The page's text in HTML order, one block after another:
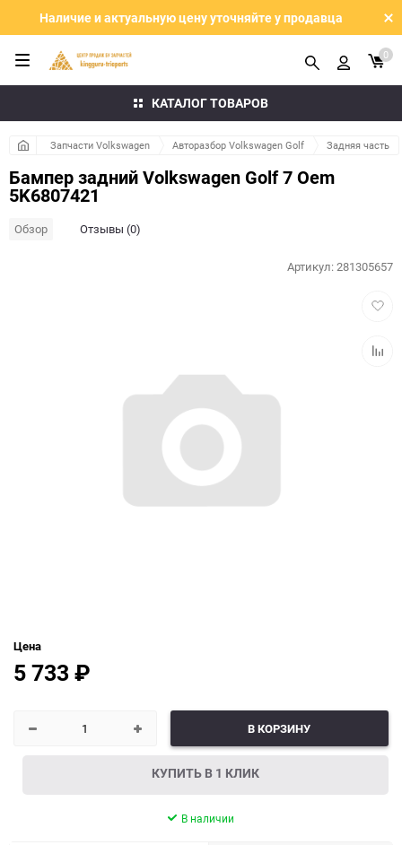
Наличие и актуальную цену уточняйте у продавца
КАТАЛОГ ТОВАРОВ
0
Запчасти Volkswagen Авторазбор Volkswagen Golf Задняя часть
Бампер задний Volkswagen Golf 7 Oem
5K6807421
Обзор Отзывы (0)
Артикул:281305657
Цена
5 733 ₽
В КОРЗИНУ
КУПИТЬ В 1 КЛИК
В наличии